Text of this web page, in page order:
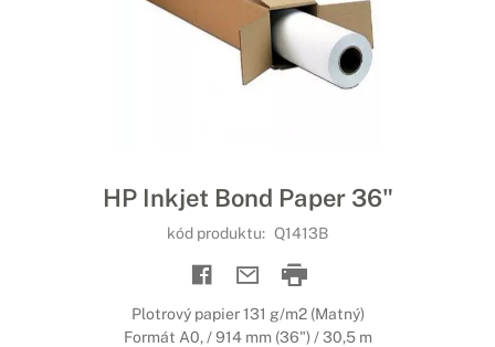
HP Inkjet Bond Paper 36"
kód produktu: Q1413B
Plotrový papier 131 g/m2 (Matný)
Formát A0, / 914 mm (36") / 30,5 m